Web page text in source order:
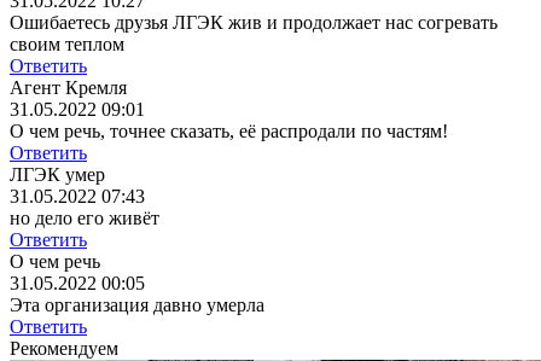
Ошибаетесь друзья ЛГЭК жив и продолжает нас согревать
своим теплом
Ответить
Агент Кремля
31.05.2022 09:01
О чем речь, точнее сказать, её распродали по частям!
Ответить
ЛГЭК умер
31.05.2022 07:43
но дело его живёт
Ответить
О чем речь
31.05.2022 00:05
Эта организация давно умерла
Ответить
Рекомендуем